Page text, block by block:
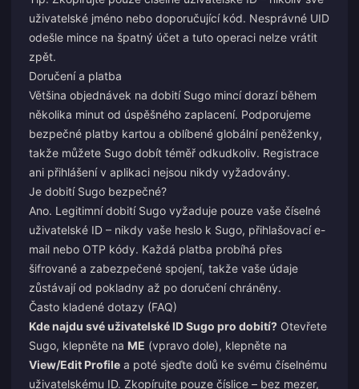
uživatelské jméno nebo doporučující kód. Nesprávné UID
odešle mince na špatný účet a tuto operaci nelze vrátit
zpět.
Doručení a platba
Většina objednávek na dobití Sugo mincí dorazí během
několika minut od úspěšného zaplacení. Podporujeme
bezpečné platby kartou a oblíbené globální peněženky,
takže můžete Sugo dobít téměř odkudkoliv. Registrace
ani přihlášení v aplikaci nejsou nikdy vyžadovány.
Je dobití Sugo bezpečné?
Ano. Legitimní dobití Sugo vyžaduje pouze vaše číselné
uživatelské ID – nikdy vaše heslo k Sugo, přihlašovací e-
mail nebo OTP kódy. Každá platba probíhá přes
šifrované a zabezpečené spojení, takže vaše údaje
zůstávají od pokladny až po doručení chráněny.
Často kladené dotazy (FAQ)
Kde najdu své uživatelské ID Sugo pro dobití? Otevřete
Sugo, klepněte na ME (vpravo dole), klepněte na
View/Edit Profile a poté sjeďte dolů ke svému číselnému
uživatelskému ID. Zkopírujte pouze číslice – bez mezer,